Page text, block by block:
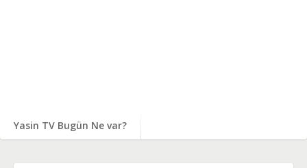
Yasin TV Bugün Ne var?